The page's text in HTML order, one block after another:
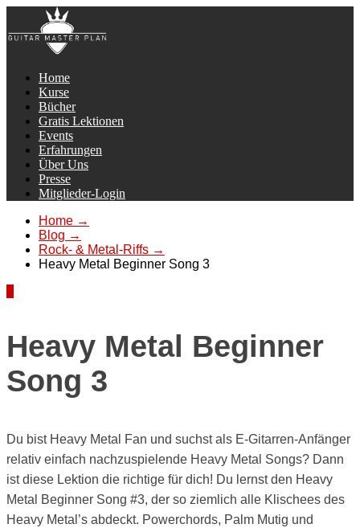
Home
Kurse
Bücher
Gratis Lektionen
Events
Erfahrungen
Über Uns
Presse
Mitglieder-Login
Home →
Blog →
Rock- & Metal-Riffs →
Heavy Metal Beginner Song 3
Heavy Metal Beginner
Song 3
Du bist Heavy Metal Fan und suchst als E-Gitarren-Anfänger
relativ einfach nachzuspielende Heavy Metal Songs? Dann
ist diese Lektion die richtige für dich! Du lernst den Heavy
Metal Beginner Song #3, der so ziemlich alle Klischees des
Heavy Metal’s abdeckt. Powerchords, Palm Mutig und